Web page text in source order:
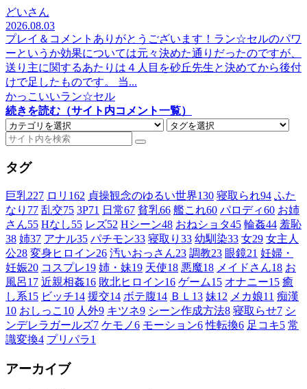
どいさん
2026.08.03
プレイ＆コメントありがとうございます！ラン☆セルのパワ
ーというか効果については元々決めた通りだったのですが、
送り主に関するあたりは４人目を砂丘先生と決めてから後付
けで足したものです。 当...
かっこいいラン☆セル
続きを読む（サイト内コメント一覧）
タグ
巨乳227 ロリ 162 貞操観念のゆるい世界130 寝取られ94 ふた
なり 77 乱交75 3P71 日常67 貧乳66 艦これ60 パロディ60 お姉
さん55 Hなし55 レズ52 Hシーン48 おねショタ45 輪姦44 羞恥
38 姉37 アナル35 パチモン33 寝取り 33 幼馴染33 女29 女主人
公28 変身ヒロイン26 汚いおっさん23 調教23 眼鏡21 妊婦・
妊娠20 コスプレ19 姉・妹19 天使18 悪魔18 メイドさん18 お
風呂17 近親相姦16 敗北ヒロイン16 ゲーム15 オナニー15 癒
し系15 ビッチ14 援交14 ボテ腹14 ＢＬ 13 妹12 メカ娘11 痴漢
10 おしっこ 10 人外9 キツネ9 シーン作成方法8 寝取らせ7 シ
ンデレラガールズ7 ケモノ6 モーション6 性転換6 足コキ5 常
識変換4 プリパラ1
アーカイブ